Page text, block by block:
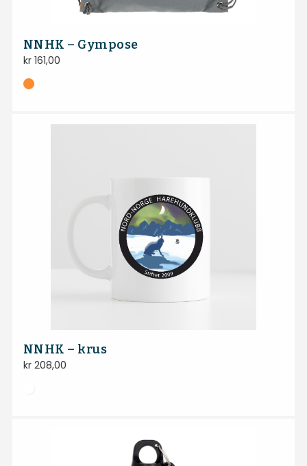
NNHK – Gympose
kr161,00
NNHK – krus
kr208,00